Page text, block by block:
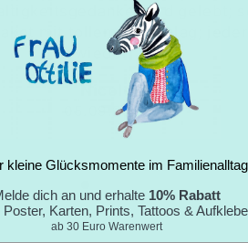
wird gelebt;
mit tollem Umschlag;
wieder."
Nicole
05.09.2024
kleine Glücksmomente im
dich an und erhalte 10% Rabatt
Poster, Karten, Prints, Tattoos &
ab 30 Euro Warenwert